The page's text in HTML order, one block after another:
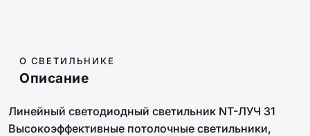
О СВЕТИЛЬНИКЕ
Описание
Линейный светодиодный светильник NT-ЛУЧ 31
Высокоэффективные потолочные светильники,